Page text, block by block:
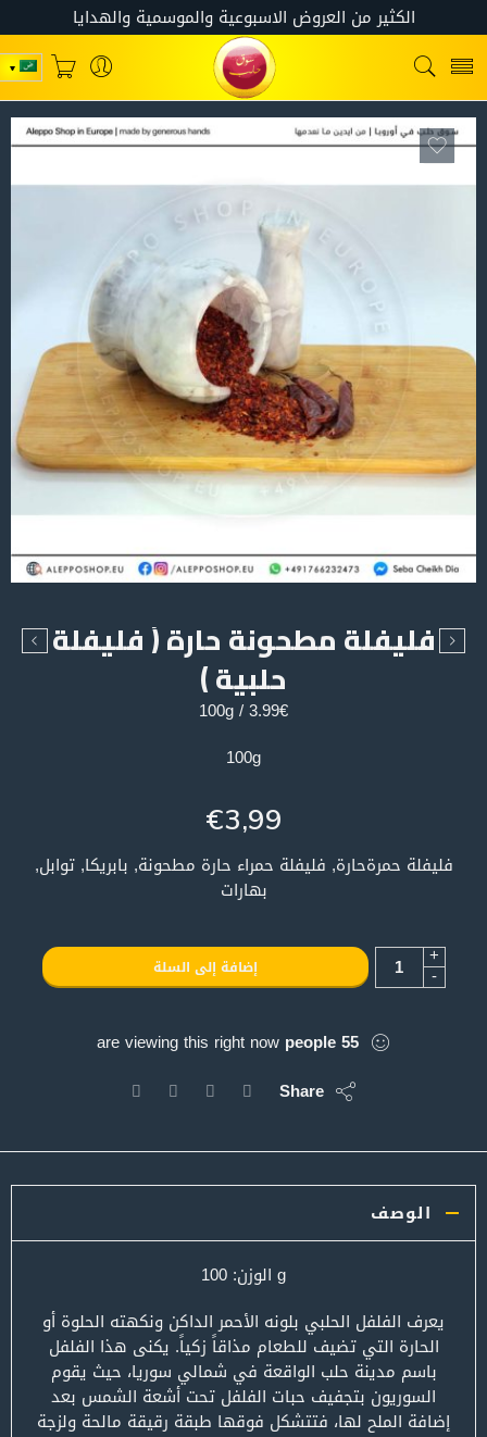
فليفلة مطحونة حارة ( فليفلة
حلبية )
3.99€ / 100g
100g
€3,99
فليفلة حمرةحارة, فليفلة حمراء حارة مطحونة, بابريكا, توابل,
بهارات
+
- إضافة إلى السلة
55
people
are viewing this right now
Share
الوصف
g الوزن: 100
يعرف الفلفل الحلبي بلونه الأحمر الداكن ونكهته الحلوة أو
الحارة التي تضيف للطعام مذاقاً زكياً. يكنى هذا الفلفل
باسم مدينة حلب الواقعة في شمالي سوريا، حيث يقوم
السوريون بتجفيف حبات الفلفل تحت أشعة الشمس بعد
إضافة الملح لها، فتتشكل فوقها طبقة رقيقة مالحة ولزجة